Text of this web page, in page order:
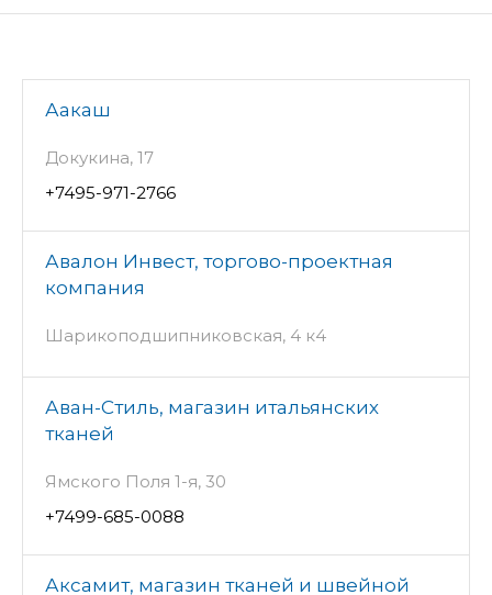
Аакаш
Докукина, 17
+7495-971-2766
Авалон Инвест, торгово-проектная
компания
Шарикоподшипниковская, 4 к4
Аван-Стиль, магазин итальянских
тканей
Ямского Поля 1-я, 30
+7499-685-0088
Аксамит, магазин тканей и швейной